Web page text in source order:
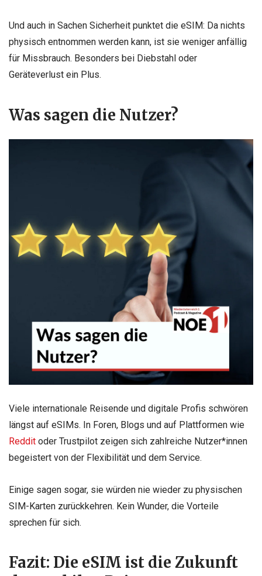
Und auch in Sachen Sicherheit punktet die eSIM: Da nichts
physisch entnommen werden kann, ist sie weniger anfällig
für Missbrauch. Besonders bei Diebstahl oder
Geräteverlust ein Plus.
Was sagen die Nutzer?
Viele internationale Reisende und digitale Profis schwören
längst auf eSIMs. In Foren, Blogs und auf Plattformen wie
Reddit oder Trustpilot zeigen sich zahlreiche Nutzer*innen
begeistert von der Flexibilität und dem Service.
Einige sagen sogar, sie würden nie wieder zu physischen
SIM-Karten zurückkehren. Kein Wunder, die Vorteile
sprechen für sich.
Fazit: Die eSIM ist die Zukunft